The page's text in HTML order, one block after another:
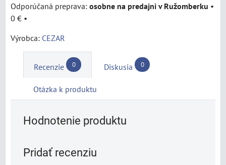
osobne na predajni v Ružomberku •
0 € •
Výrobca: CEZAR
Recenzie 0 Diskusia 0
Otázka k produktu
Hodnotenie produktu
Pridať recenziu